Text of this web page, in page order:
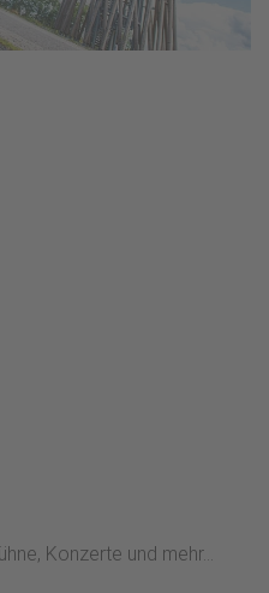
Konzerte und mehr...